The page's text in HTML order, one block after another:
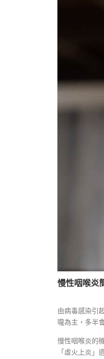
慢性咽喉炎
由病毒感染引
嚨為主，多半
慢性咽喉炎的
「虛火上炎